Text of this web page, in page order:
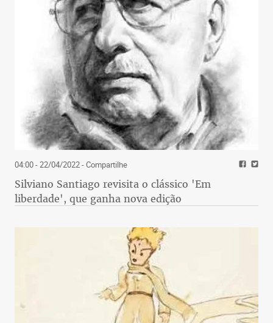
04:00 - 22/04/2022- Compartilhe
Silviano Santiago revisita o clássico 'Em
liberdade', que ganha nova edição